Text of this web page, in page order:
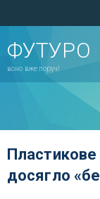
ФУТУРО
воно вже поруч!
Пластикове
досягло